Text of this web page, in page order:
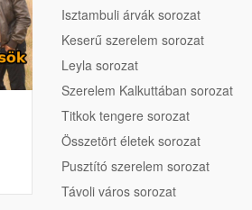
Isztambuli árvák sorozat
Keserű szerelem sorozat
Leyla sorozat
Szerelem Kalkuttában sorozat
Titkok tengere sorozat
Összetört életek sorozat
Pusztító szerelem sorozat
Távoli város sorozat